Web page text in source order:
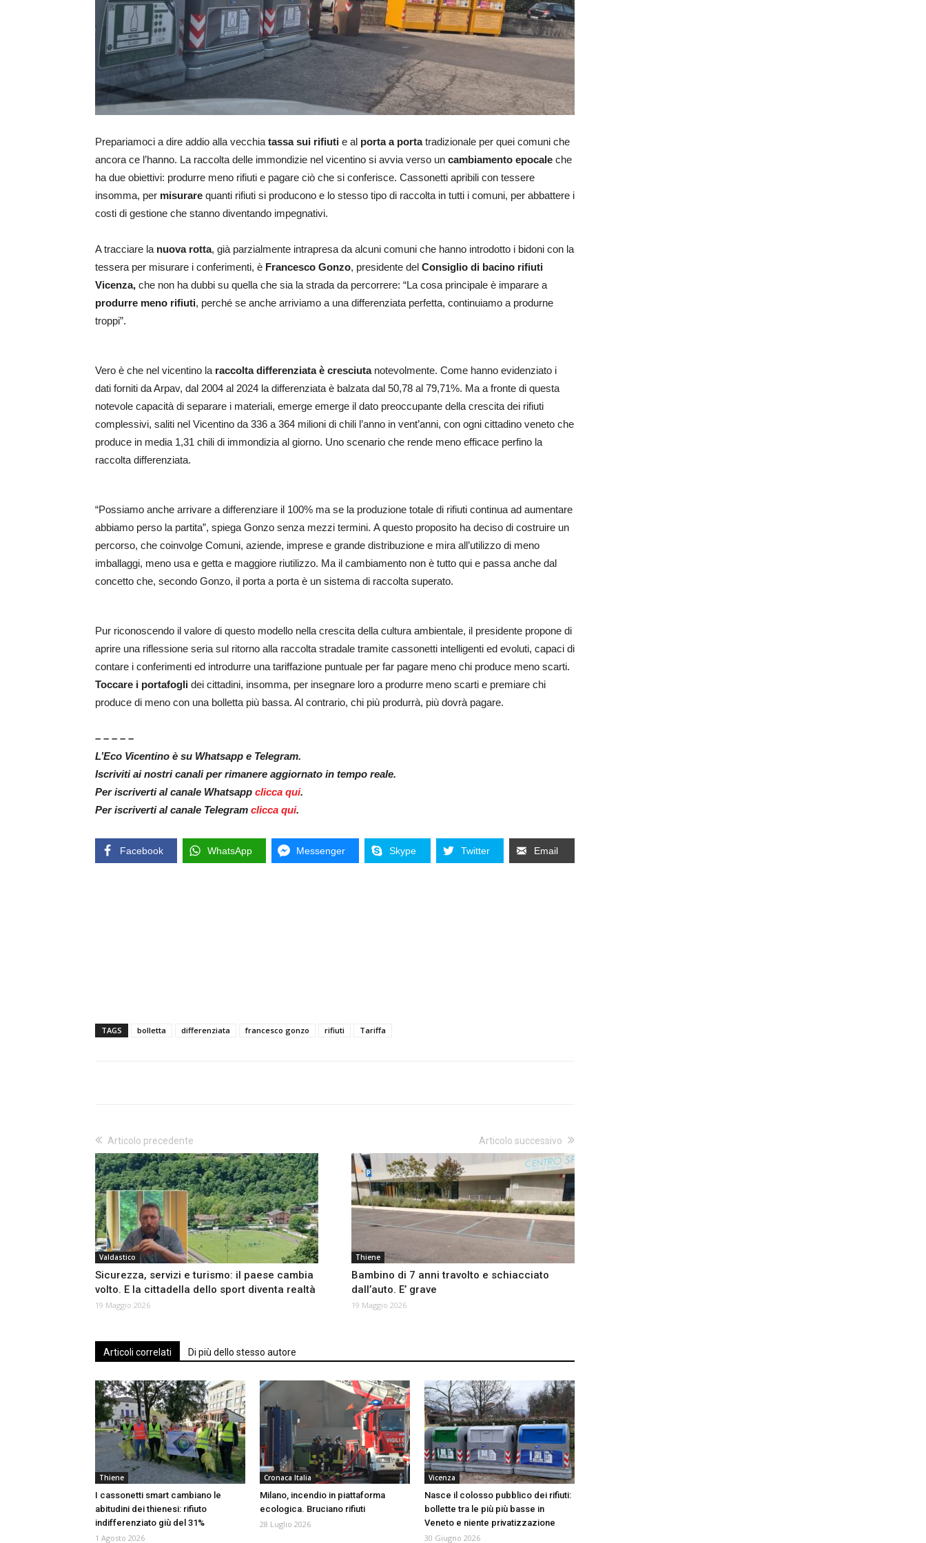
Prepariamoci a dire addio alla vecchia tassa sui rifiuti e al porta a portatradizionale per quei comuni che
ancora ce l’hanno. La raccolta delle immondizie nel vicentino si avvia verso un cambiamento epocale che
ha due obiettivi: produrre meno rifiuti e pagare ciò che si conferisce. Cassonetti apribili con tessere
insomma, per misurare quanti rifiuti si producono e lo stesso tipo di raccolta in tutti i comuni, per abbattere i
costi di gestione che stanno diventando impegnativi.
A tracciare la nuova rotta, già parzialmente intrapresa da alcuni comuni che hanno introdotto i bidoni con la
tessera per misurare i conferimenti, è Francesco Gonzo, presidente del Consiglio di bacino rifiuti
Vicenza, che non ha dubbi su quella che sia la strada da percorrere: “La cosa principale è imparare a
produrre meno rifiuti, perché se anche arriviamo a una differenziata perfetta, continuiamo a produrne
troppi”.
Vero è che nel vicentino la raccolta differenziata è cresciutanotevolmente. Come hanno evidenziato i
dati forniti da Arpav, dal 2004 al 2024 la differenziata è balzata dal 50,78 al 79,71%. Ma a fronte di questa
notevole capacità di separare i materiali, emerge emerge il dato preoccupante della crescita dei rifiuti
complessivi, saliti nel Vicentino da 336 a 364 milioni di chili l’anno in vent’anni, con ogni cittadino veneto che
produce in media 1,31 chili di immondizia al giorno. Uno scenario che rende meno efficace perfino la
raccolta differenziata.
“Possiamo anche arrivare a differenziare il 100% ma se la produzione totale di rifiuti continua ad aumentare
abbiamo perso la partita”, spiega Gonzo senza mezzi termini. A questo proposito ha deciso di costruire un
percorso, che coinvolge Comuni, aziende, imprese e grande distribuzione e mira all’utilizzo di meno
imballaggi, meno usa e getta e maggiore riutilizzo. Ma il cambiamento non è tutto qui e passa anche dal
concetto che, secondo Gonzo, il porta a porta è un sistema di raccolta superato.
Pur riconoscendo il valore di questo modello nella crescita della cultura ambientale, il presidente propone di
aprire una riflessione seria sul ritorno alla raccolta stradale tramite cassonetti intelligenti ed evoluti, capaci di
contare i conferimenti ed introdurre una tariffazione puntuale per far pagare meno chi produce meno scarti.
Toccare i portafogli dei cittadini, insomma, per insegnare loro a produrre meno scarti e premiare chi
produce di meno con una bolletta più bassa. Al contrario, chi più produrrà, più dovrà pagare.
– – – – –
L’Eco Vicentino è su Whatsapp e Telegram.
Iscriviti ai nostri canali per rimanere aggiornato in tempo reale.
Per iscriverti al canale Whatsapp clicca qui.
Per iscriverti al canale Telegram clicca qui.
Facebook WhatsApp Messenger Skype Twitter Email
TAGS bolletta differenziata francesco gonzo rifiuti Tariffa
Articolo precedente
Valdastico
Sicurezza, servizi e turismo: il paese cambia
volto. E la cittadella dello sport diventa realtà
19 Maggio 2026
Articolo successivo
Thiene
Bambino di 7 anni travolto e schiacciato
dall’auto. E’ grave
19 Maggio 2026
Articoli correlati Di più dello stesso autore
Thiene
I cassonetti smart cambiano le
abitudini dei thienesi: rifiuto
indifferenziato giù del 31%
1 Agosto 2026
Cronaca Italia
Milano, incendio in piattaforma
ecologica. Bruciano rifiuti
28 Luglio 2026
Vicenza
Nasce il colosso pubblico dei rifiuti:
bollette tra le più più basse in
Veneto e niente privatizzazione
30 Giugno 2026